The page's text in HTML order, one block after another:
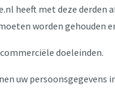
heeft met deze derden
worden gehouden
doeleinden.
uw persoonsgegevens